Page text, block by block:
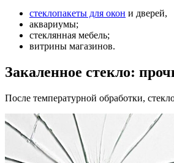
стеклопакеты для окон и дверей,
аквариумы;
стеклянная мебель;
витрины магазинов.
Закаленное стекло:
После температурной обработки,